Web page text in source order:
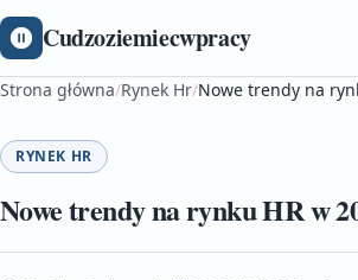
Cudzoziemiecwpracy
Strona główna/Rynek Hr/Nowe trendy na
RYNEK HR
Nowe trendy na rynku HR w